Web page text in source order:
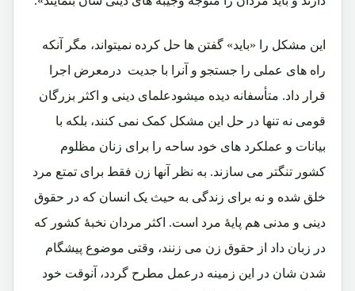
این مشکل را «باید» گفتن ها حل کرده نمیتواند، مگر آنکه
راه های عملی را جستجو و آنرا با جدیت درمعرض اجرا
قرار داد. متأسفانه دیده میشودعلمای دینی و اکثر بزرگان
قومی نه تنها در حل این مشکل کمک نمی کنند، بلکه با
بیانات و عملکرد های خود ساحه را برای زنان مظلوم
کشور تنگتر می سازند. به نظر آنها زن فقط برای تمتع مرد
خلق شده و نه برای زندگی به حیث یک انسان که در حقوق
دینی و مدنی هم پایۀ مرد است. اکثر مردان نخبۀ کشور که
در زبان داد از حقوق زن می زنند، وقتی موضوع پیشگام
شدن شان در این زمینه درعمل مطرح گردد، آنوقت خود